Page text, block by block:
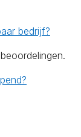
bedrijf?